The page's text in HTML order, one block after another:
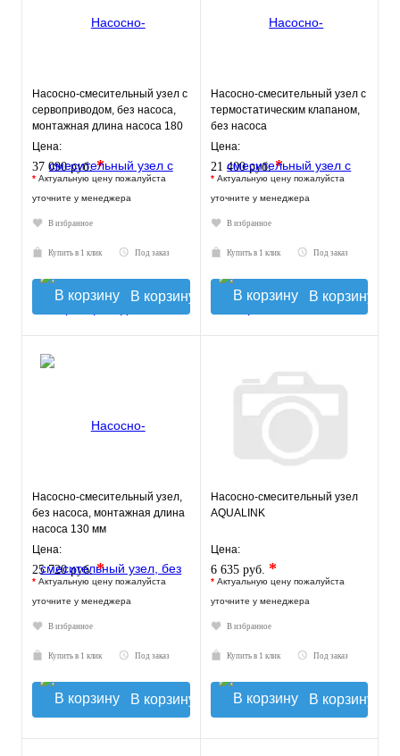
Насосно-смесительный узел с
сервоприводом, без насоса,
монтажная длина насоса 180
мм VT.COMBI.S.180M
Цена:
37 090 руб.*
* Актуальную цену пожалуйста
уточните у менеджера
В избранное
Купить в 1 клик Под заказ
В корзину
Насосно-смесительный узел с
термостатическим клапаном,
без насоса
Цена:
21 400 руб.*
* Актуальную цену пожалуйста
уточните у менеджера
В избранное
Купить в 1 клик Под заказ
В корзину
Насосно-смесительный узел,
без насоса, монтажная длина
насоса 130 мм
VT.TECHNOMIX.0.130
Цена:
25 720 руб.*
* Актуальную цену пожалуйста
уточните у менеджера
В избранное
Купить в 1 клик Под заказ
В корзину
Насосно-смесительный узел
AQUALINK
Цена:
6 635 руб. *
* Актуальную цену пожалуйста
уточните у менеджера
В избранное
Купить в 1 клик Под заказ
В корзину